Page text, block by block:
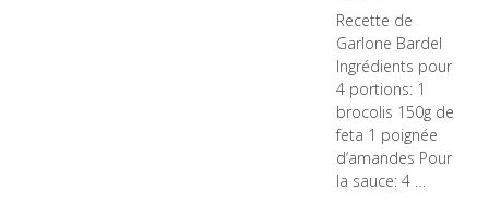
Recette de
Garlone Bardel
Ingrédients pour
4 portions: 1
brocolis 150g de
feta 1 poignée
d’amandes Pour
la sauce: 4 …